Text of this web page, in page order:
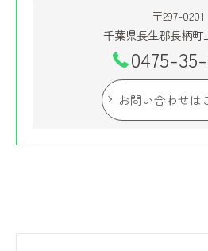
〒297-0201
千葉県長生郡長柄町
0475-
お問い合わせは